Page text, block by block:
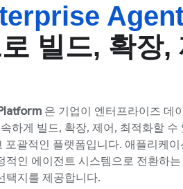
빌드, 확장,
은 기업이 엔터프라이즈 데
하게 빌드, 확장, 제어, 최적화할 수
괄적인 플랫폼입니다. 애플리케
적인 에이전트 시스템으로 전환하
택지를 제공합니다.